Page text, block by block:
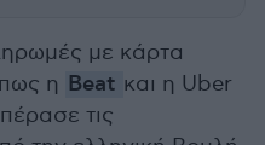
με κάρτα
η Beat και η Uber
τις